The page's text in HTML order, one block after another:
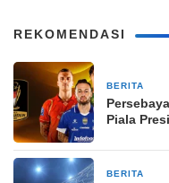
REKOMENDASI
BERITA
Piala
BERITA